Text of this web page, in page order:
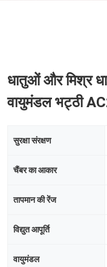
धातुओं और मिश्र
वायुमंडल भट्ठी
सुरक्षा संरक्षण
चैंबर का आकार
तापमान की रेंज
विद्युत आपूर्ति
वायुमंडल